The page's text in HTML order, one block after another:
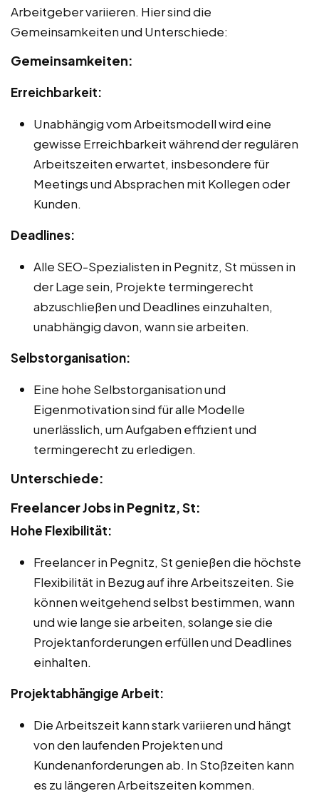
Arbeitgeber variieren. Hier sind die
Gemeinsamkeiten und Unterschiede:
Gemeinsamkeiten:
Erreichbarkeit:
Unabhängig vom Arbeitsmodell wird eine
gewisse Erreichbarkeit während der regulären
Arbeitszeiten erwartet, insbesondere für
Meetings und Absprachen mit Kollegen oder
Kunden.
Deadlines:
Alle SEO-Spezialisten in Pegnitz, St müssen in
der Lage sein, Projekte termingerecht
abzuschließen und Deadlines einzuhalten,
unabhängig davon, wann sie arbeiten.
Selbstorganisation:
Eine hohe Selbstorganisation und
Eigenmotivation sind für alle Modelle
unerlässlich, um Aufgaben effizient und
termingerecht zu erledigen.
Unterschiede:
Freelancer Jobs in Pegnitz, St:
Hohe Flexibilität:
Freelancer in Pegnitz, St genießen die höchste
Flexibilität in Bezug auf ihre Arbeitszeiten. Sie
können weitgehend selbst bestimmen, wann
und wie lange sie arbeiten, solange sie die
Projektanforderungen erfüllen und Deadlines
einhalten.
Projektabhängige Arbeit:
Die Arbeitszeit kann stark variieren und hängt
von den laufenden Projekten und
Kundenanforderungen ab. In Stoßzeiten kann
es zu längeren Arbeitszeiten kommen.